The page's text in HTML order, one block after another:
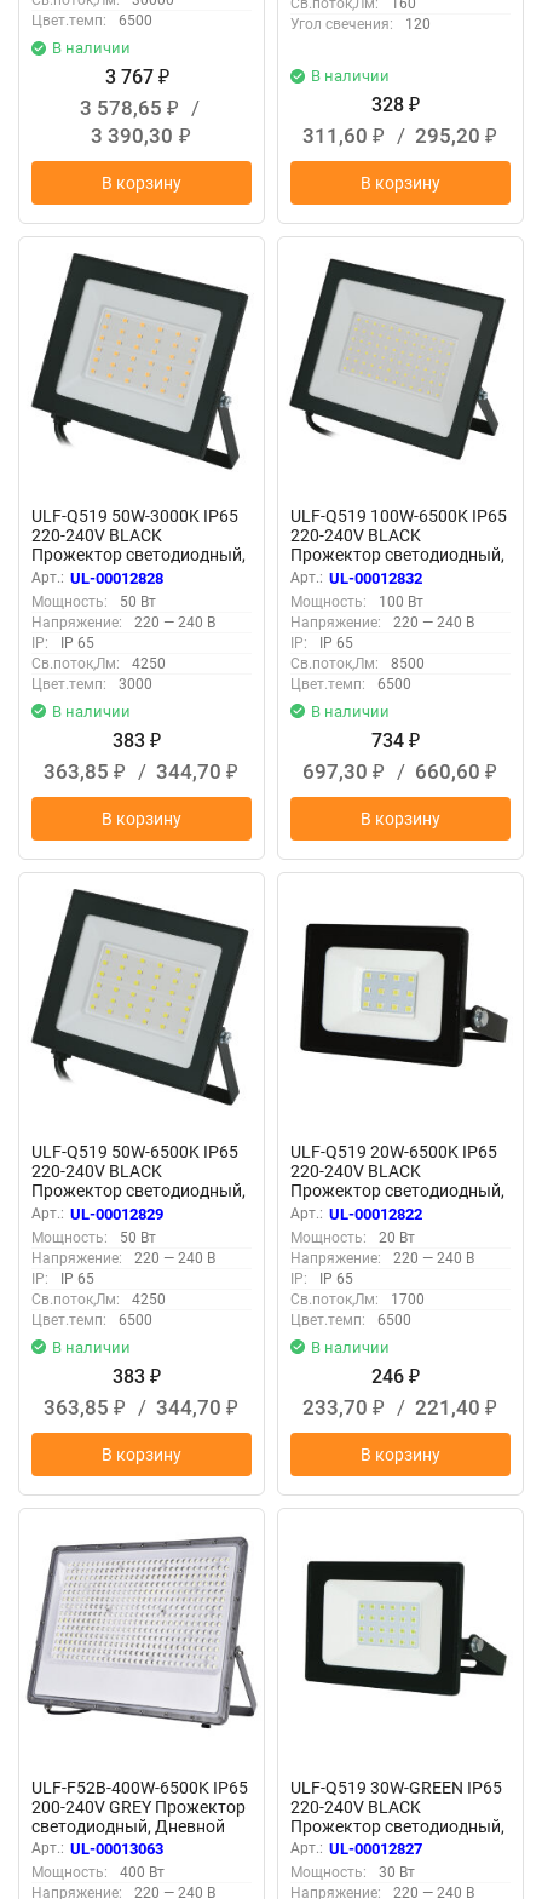
Цвет.темп:
6500
В наличии
3 767 ₽
3 578,65 ₽
/
3 390,30 ₽
В корзину
Св.поток,Лм:
160
Угол свечения:
120
В наличии
328 ₽
311,60 ₽ / 295,20 ₽
В корзину
ULF-Q519 50W-3000K IP65
220-240V BLACK
Прожектор светодиодный,
Теплый белый свет3000К,
Корпус черный, TM Volpe
Арт.: UL-00012828
Мощность:
50 Вт
Напряжение:
220 — 240 В
IP:
IP 65
Св.поток,Лм:
4250
Цвет.темп:
3000
В наличии
383 ₽
363,85 ₽ / 344,70 ₽
В корзину
ULF-Q519 100W-6500K IP65
220-240V BLACK
Прожектор светодиодный,
Дневной свет6500К,
Корпус черный, TM Volpe
Арт.: UL-00012832
Мощность:
100 Вт
Напряжение:
220 — 240 В
IP:
IP 65
Св.поток,Лм:
8500
Цвет.темп:
6500
В наличии
734 ₽
697,30 ₽ / 660,60 ₽
В корзину
ULF-Q519 50W-6500K IP65
220-240V BLACK
Прожектор светодиодный,
Дневной свет6500К,
Корпус черный, TM Volpe
Арт.: UL-00012829
Мощность:
50 Вт
Напряжение:
220 — 240 В
IP:
IP 65
Св.поток,Лм:
4250
Цвет.темп:
6500
В наличии
383 ₽
363,85 ₽ / 344,70 ₽
В корзину
ULF-Q519 20W-6500K IP65
220-240V BLACK
Прожектор светодиодный,
Дневной свет6500К,
Корпус черный, TM Volpe
Арт.: UL-00012822
Мощность:
20 Вт
Напряжение:
220 — 240 В
IP:
IP 65
Св.поток,Лм:
1700
Цвет.темп:
6500
В наличии
246 ₽
233,70 ₽ / 221,40 ₽
В корзину
ULF-F52B-400W-6500K IP65
200-240V GREY Прожектор
светодиодный, Дневной
свет 6500K, Угол 60
градусов, Корпус серый,
TM Uniel
Арт.: UL-00013063
Мощность:
400 Вт
Напряжение:
220 — 240 В
ULF-Q519 30W-GREEN IP65
220-240V BLACK
Прожектор светодиодный,
Зеленый свет, Корпус
черный, TM Volpe
Арт.: UL-00012827
Мощность:
30 Вт
Напряжение:
220 — 240 В